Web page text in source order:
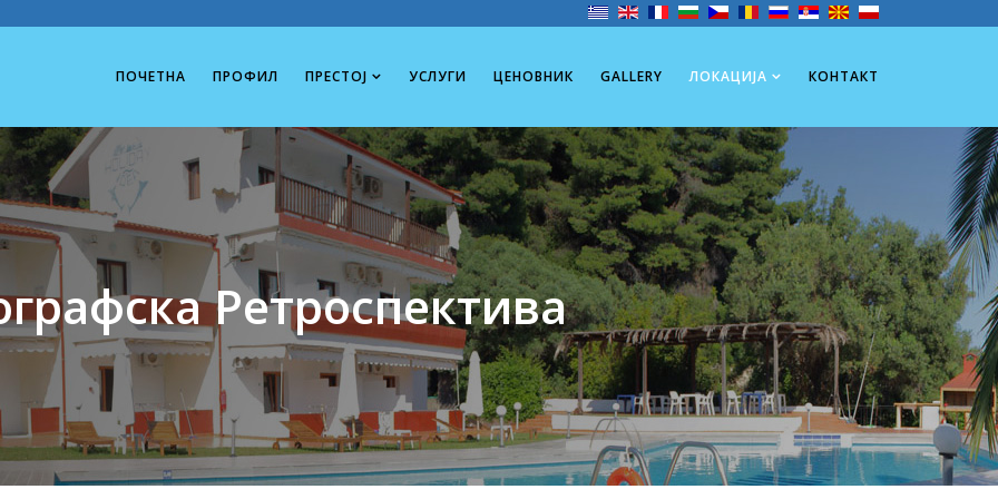
ПОЧЕТНА ПРОФИЛ ΠРЕСТОЈ УСЛУГИ ЦЕНОВНИК GALLERY ЛОКАЦИЈА КОНТАКТ
Pетроспектива